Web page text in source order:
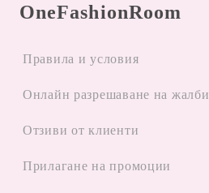
OneFashionRoom
Правила и условия
Oнлайн разрешаване на жалби
Отзиви от клиенти
Прилагане на промоции